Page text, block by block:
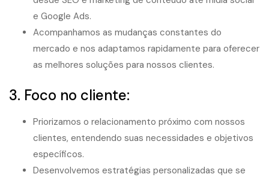
e Google Ads.
Acompanhamos as mudanças constantes do
mercado e nos adaptamos rapidamente para oferecer
as melhores soluções para nossos clientes.
3. Foco no cliente:
Priorizamos o relacionamento próximo com nossos
clientes, entendendo suas necessidades e objetivos
específicos.
Desenvolvemos estratégias personalizadas que se